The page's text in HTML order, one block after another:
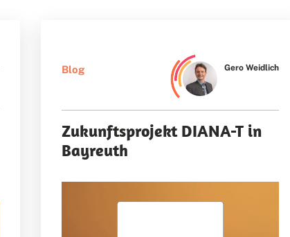
Blog Gero Weidlich
Zukunftsprojekt DIANA-T in
Bayreuth